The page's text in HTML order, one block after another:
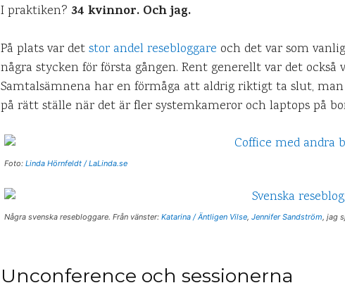
I praktiken? 34 kvinnor. Och jag.
På plats var detstor andel resebloggare och det var som
några stycken för första gången. Rent generellt var det
Samtalsämnena har en förmåga att aldrig riktigt ta slut,
på rätt ställe när det är fler systemkameror och laptops på
Foto: Linda Hörnfeldt / LaLinda.se
Några svenska resebloggare. Från vänster: Katarina / Äntligen Vilse, Jennifer Sandström , jag
Unconference och sessionerna